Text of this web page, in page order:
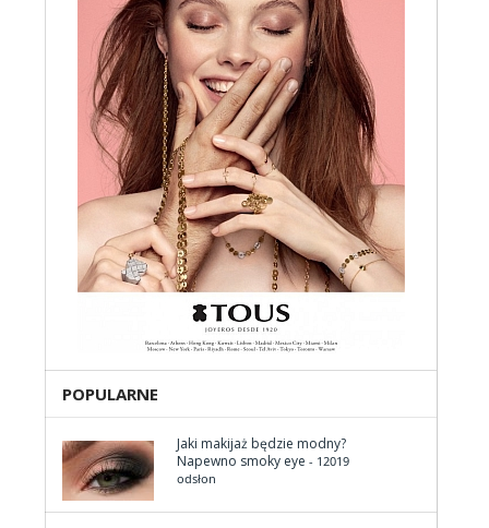
POPULARNE
Jaki makijaż będzie modny?
Napewno smoky eye - 12019
odsłon